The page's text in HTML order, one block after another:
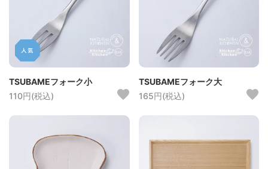
TSUBAMEフォーク小
110円(税込)
TSUBAMEフォーク大
165円(税込)